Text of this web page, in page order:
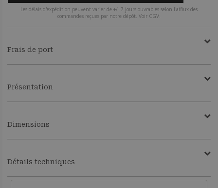
Les délais d'expédition peuvent varier de +/- 7 jours ouvrables selon l'afflux des
commandes reçues par notre dépôt. Voir CGV.
Frais de port
Présentation
Dimensions
Détails techniques